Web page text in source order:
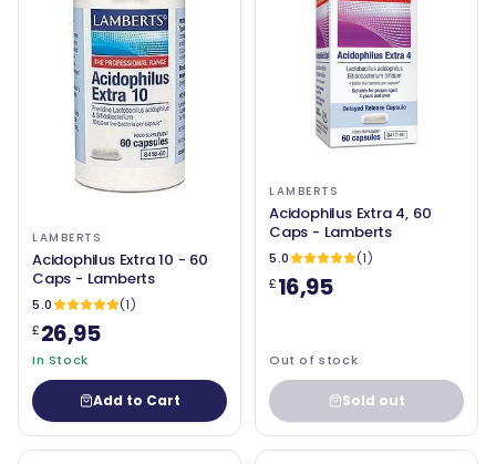
LAMBERTS
Acidophilus Extra 10 - 60
Caps - Lamberts
5.0
(1)
£26,95
In Stock
Add to Cart
LAMBERTS
Acidophilus Extra 4, 60
Caps - Lamberts
5.0
(1)
£16,95
Out of stock
Sold out